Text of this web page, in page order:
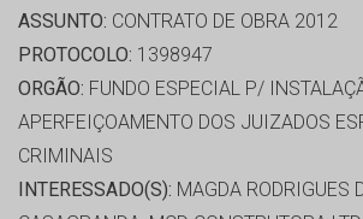
ASSUNTO: CONTRATO DE OBRA 2012
PROTOCOLO: 1398947
ORGÃO: FUNDO ESPECIAL P/
APERFEIÇOAMENTO DOS JUIZADOS
CRIMINAIS
INTERESSADO(S): MAGDA RODRIGUES